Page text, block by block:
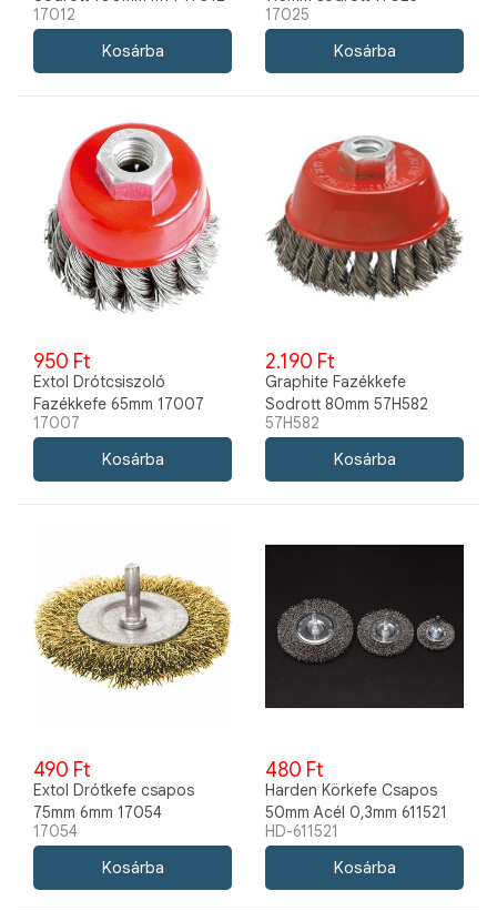
17012
17025
950 Ft
Extol Drótcsiszoló
Fazékkefe 65mm 17007
17007
2.190 Ft
Graphite Fazékkefe
Sodrott 80mm 57H582
57H582
490 Ft
Extol Drótkefe csapos
75mm 6mm 17054
17054
480 Ft
Harden Körkefe Csapos
50mm Acél 0,3mm 611521
HD-611521